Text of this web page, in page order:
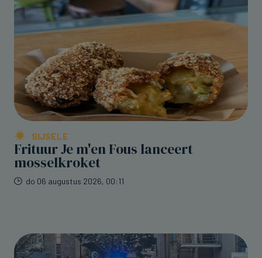
SIJSELE
Frituur Je m'en Fous lanceert
mosselkroket
do 06 augustus 2026, 00:11